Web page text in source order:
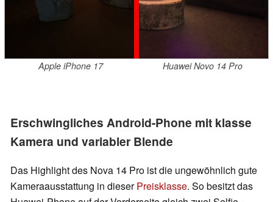
Apple iPhone 17 Huawei Novo 14 Pro
Erschwingliches Android-Phone mit klasse
Kamera und variabler Blende
Das Highlight des Nova 14 Pro ist die ungewöhnlich gute
Kameraausstattung in dieserPreisklasse. So besitzt das